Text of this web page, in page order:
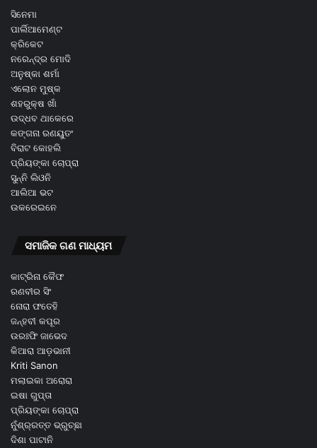
ସିନେମା
ପାର୍ଲିଆମେଣ୍ଟ
କ୍ରିକେଟ
ନରେନ୍ଦ୍ର ମୋଦି
ଅନୁଷ୍କା ଶର୍ମା
ଏଲୋନ ମୁଷ୍କ
ଶହରୁକ୍ଷ ଖାଁ
ଉଦ୍ଧବ ଥାକେରେ
କଙ୍ଗନା ରଣୟୁତଂ
ବିରାଟ କୋହଲି
ପ୍ରିୟଙ୍କା ଚୋପ୍ରା
ସୁନ୍ନି ଲିଓନି
ଆଲିଆ ଭଟ
ଉକରେଇନେ
ସମାଜିକ ଗଣ ମାଧ୍ୟମ
କାଟ୍ରିନା କୈଫ
ରଣବୀର ସିଂ
ନୋରା ଫତେହି
ଜନ୍ହବୀ କପୂର
ଉରଃଫି ଜାଭେଦ
କିଆରା ଆଡ଼ଭାନୀ
Kriti Sanon
ମଲାଇକା ଅରୋରା
ଇଷା ଗୁପ୍ତା
ପ୍ରିୟଙ୍କା ଚୋପ୍ରା
ନୁଁଶ୍ର୍ରତ୍ତ ଭ୍ରୁଚ୍ଛା
ଦିଶା ପାଟାନି